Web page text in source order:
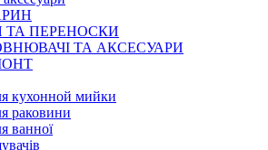
ТА ПЕРЕНОСКИ
ТА АКСЕСУАРИ
кухонной мийки
раковини
ванної